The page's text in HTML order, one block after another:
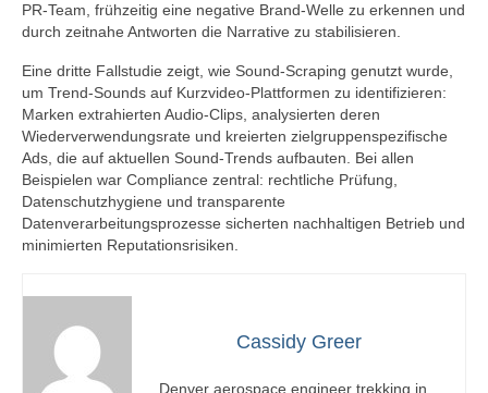
PR‑Team, frühzeitig eine negative Brand‑Welle zu erkennen und
durch zeitnahe Antworten die Narrative zu stabilisieren.
Eine dritte Fallstudie zeigt, wie Sound‑Scraping genutzt wurde,
um Trend‑Sounds auf Kurzvideo‑Plattformen zu identifizieren:
Marken extrahierten Audio‑Clips, analysierten deren
Wiederverwendungsrate und kreierten zielgruppenspezifische
Ads, die auf aktuellen Sound‑Trends aufbauten. Bei allen
Beispielen war Compliance zentral: rechtliche Prüfung,
Datenschutzhygiene und transparente
Datenverarbeitungsprozesse sicherten nachhaltigen Betrieb und
minimierten Reputationsrisiken.
Cassidy Greer
Denver aerospace engineer trekking in